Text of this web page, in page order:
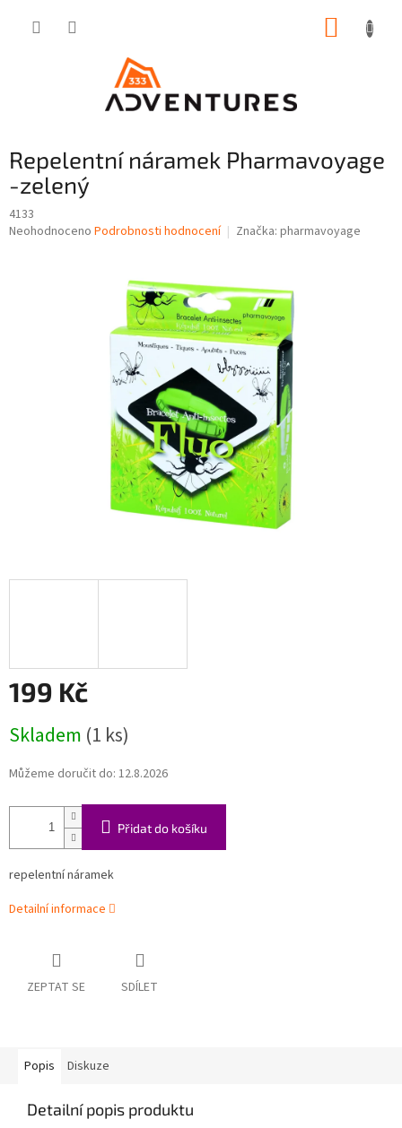
Repelentní náramek Pharmavoyage
-zelený
4133
Průměrné
Neohodnoceno Podrobnosti hodnocení Značka: pharmavoyage
199 Kč
cena:
Skladem (1 ks)
Můžeme doručit do: 12.8.2026
Přidat do košíku
repelentní náramek
Detailní informace
ZEPTAT SE SDÍLET
Popis Diskuze
Detailní popis produktu